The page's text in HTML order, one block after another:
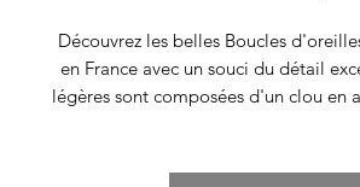
Découvrez les belles Boucles
en France avec un souci du détail
légères sont composées d'un clou
ces boucles d'oreilles sont parfaites